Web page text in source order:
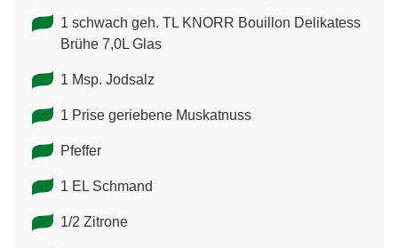
1 schwach geh. TL KNORR Bouillon Delikatess
Brühe 7,0L Glas
1 Msp. Jodsalz
1 Prise geriebene Muskatnuss
Pfeffer
1 EL Schmand
1/2 Zitrone